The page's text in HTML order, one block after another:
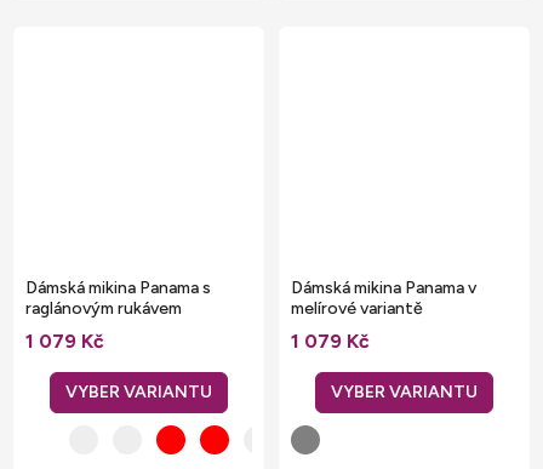
Dámská mikina Panama s
raglánovým rukávem
1 079 Kč
Dámská mikina Panama v
melírové variantě
1 079 Kč